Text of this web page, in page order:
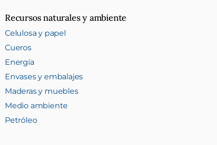
Recursos naturales y ambiente
Celulosa y papel
Cueros
Energía
Envases y embalajes
Maderas y muebles
Medio ambiente
Petróleo